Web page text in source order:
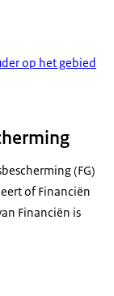
op het gebied
(FG)
of Financiën
Financiën is